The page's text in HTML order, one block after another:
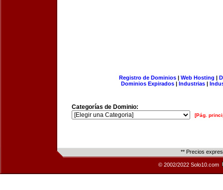
Registro de Dominios| Web Hosting |
Dominios Expirados | Industrias |
Categorías de Dominio:
[Pág.
** Precios
© 2002/2022 Solo10.com